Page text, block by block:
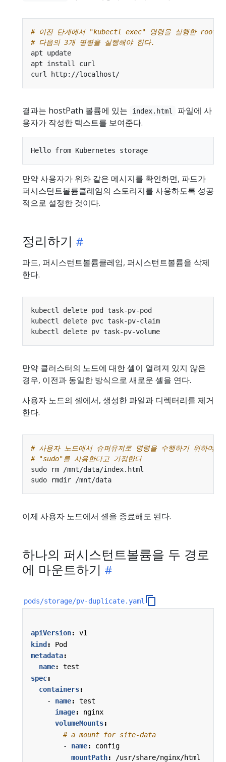
# 이전 단계에서 "kubectl exec" 명령을 실행한 root
# 다음의 3개 명령을 실행해야 한다.
결과는 hostPath 볼륨에 있는 index.html
파일에 사
용자가 작성한 텍스트를 보여준다.
만약 사용자가 위와 같은 메시지를 확인하면, 파드가
퍼시스턴트볼륨클레임의 스토리지를 사용하도록 성공
적으로 설정한 것이다.
정리하기
파드, 퍼시스턴트볼륨클레임, 퍼시스턴트볼륨을 삭제
한다.
만약 클러스터의 노드에 대한 셸이 열려져 있지 않은
경우, 이전과 동일한 방식으로 새로운 셸을 연다.
사용자 노드의 셸에서, 생성한 파일과 디렉터리를 제거
한다.
# 사용자 노드에서 슈퍼유저로 명령을 수행하기 위하여
# "sudo"를 사용한다고 가정한다
이제 사용자 노드에서 셸을 종료해도 된다.
하나의 퍼시스턴트볼륨을 두 경로
에 마운트하기
pods/storage/pv-duplicate.yaml
apiVersion:
v1
kind :
Pod
metadata:
name:
test
spec:
containers:
- name:
test
image:
nginx
volumeMounts:
# a mount for site-data
- name:
config
mountPath:
/usr/share/nginx/html